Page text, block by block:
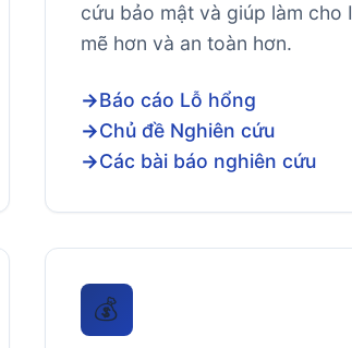
cứu bảo mật và giúp làm cho
mẽ hơn và an toàn hơn.
Báo cáo Lỗ hổng
Chủ đề Nghiên cứu
Các bài báo nghiên cứu
💰